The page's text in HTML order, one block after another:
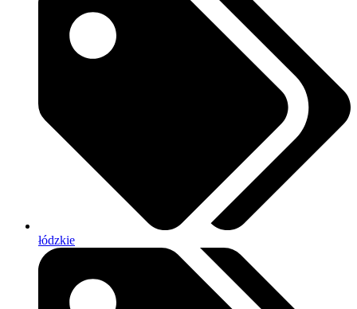
łódzkie